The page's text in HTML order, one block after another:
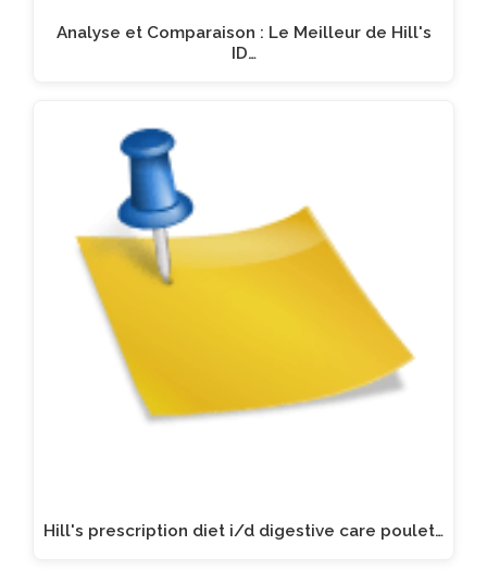
Analyse et Comparaison : Le Meilleur de Hill's
ID…
Hill's prescription diet i/d digestive care poulet…